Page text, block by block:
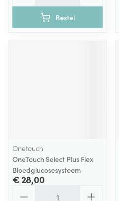
Bestel
Onetouch
OneTouch Select Plus Flex
Bloedglucosesysteem
€ 28,00